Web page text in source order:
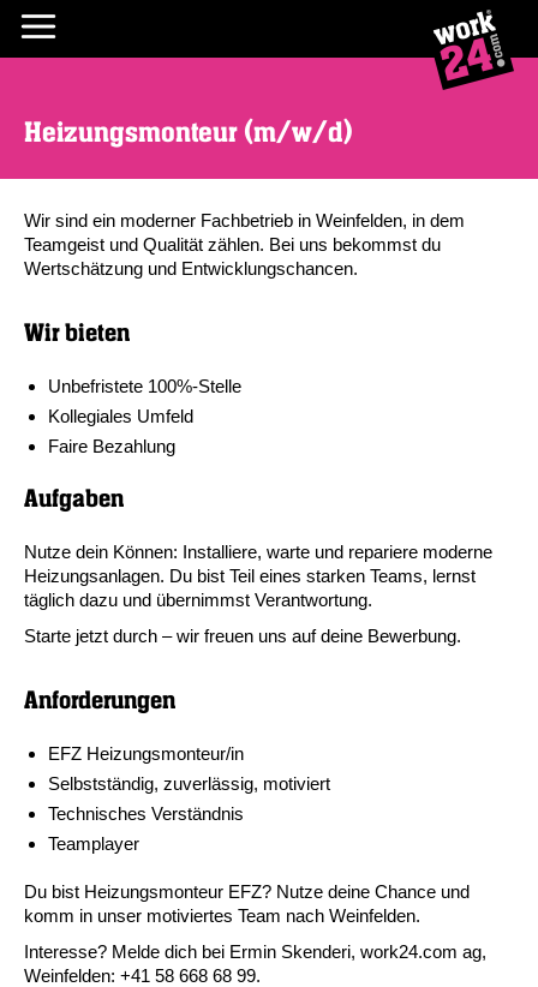
Heizungsmonteur (m/w/d)
Wir sind ein moderner Fachbetrieb in Weinfelden, in dem
Teamgeist und Qualität zählen. Bei uns bekommst du
Wertschätzung und Entwicklungschancen.
Wir bieten
Unbefristete 100%-Stelle
Kollegiales Umfeld
Faire Bezahlung
Aufgaben
Nutze dein Können: Installiere, warte und repariere moderne
Heizungsanlagen. Du bist Teil eines starken Teams, lernst
täglich dazu und übernimmst Verantwortung.
Starte jetzt durch – wir freuen uns auf deine Bewerbung.
Anforderungen
EFZ Heizungsmonteur/in
Selbstständig, zuverlässig, motiviert
Technisches Verständnis
Teamplayer
Du bist Heizungsmonteur EFZ? Nutze deine Chance und
komm in unser motiviertes Team nach Weinfelden.
Interesse? Melde dich bei Ermin Skenderi, work24.com ag,
Weinfelden: +41 58 668 68 99.